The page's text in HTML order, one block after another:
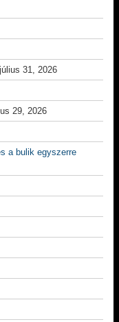
július 31, 2026
29, 2026
a bulik egyszerre